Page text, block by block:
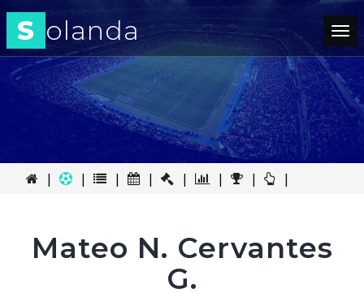
S olanda
| | | | | | | |
Mateo N. Cervantes
G.